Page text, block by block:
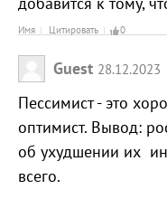
Имя Цитировать 0
Guest 28.12.2023
Пессимист - это
оптимист. Вывод:
об ухудшении их
всего.